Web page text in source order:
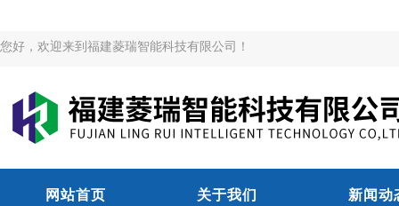
您好，欢迎来到福建菱瑞智能科技有限公司！
网站首页 关于我们 新闻动